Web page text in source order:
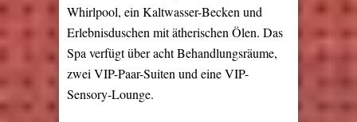
Whirlpool, ein Kaltwasser-Becken und
Erlebnisduschen mit ätherischen Ölen. Das
Spa verfügt über acht Behandlungsräume,
zwei VIP-Paar-Suiten und eine VIP-
Sensory-Lounge.